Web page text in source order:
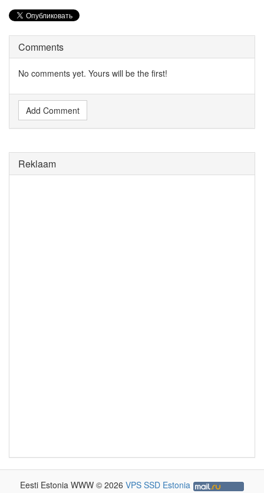
Comments
No comments yet. Yours will be the first!
Add Comment
Reklaam
Eesti Estonia WWW © 2026 VPS SSD Estonia